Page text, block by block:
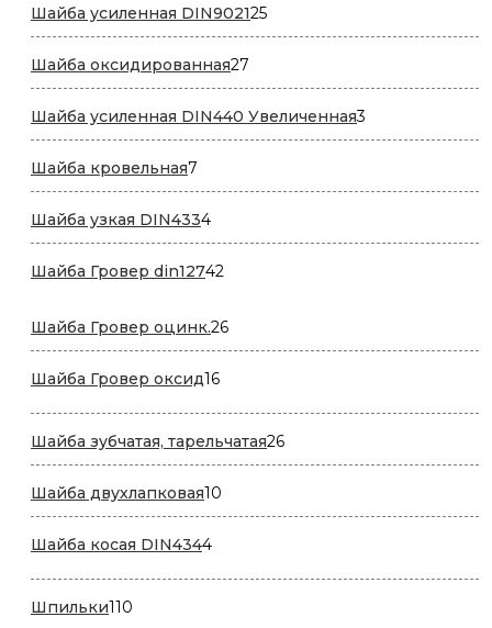
Шайба усиленная DIN90212525
товаров
Шайба оксидированная27
товаров
Шайба усиленная DIN440 Увеличенная3
товара
Шайба кровельная7
товаров
Шайба узкая DIN43344
товара
Шайба Гровер din12742
Шайба Гровер оцинк.2626
товаров
Шайба Гровер оксид1616
Шайба зубчатая, тарельчатая2626
товаров
Шайба двухлапковая10
товаров
Шайба косая DIN43444
Шпильки110